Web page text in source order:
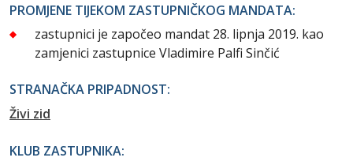
PROMJENE TIJEKOM ZASTUPNIČKOG MANDATA:
zastupnici je započeo mandat 28. lipnja 2019. kao
zamjenici zastupnice Vladimire Palfi Sinčić
STRANAČKA PRIPADNOST:
Živi zid
KLUB ZASTUPNIKA: